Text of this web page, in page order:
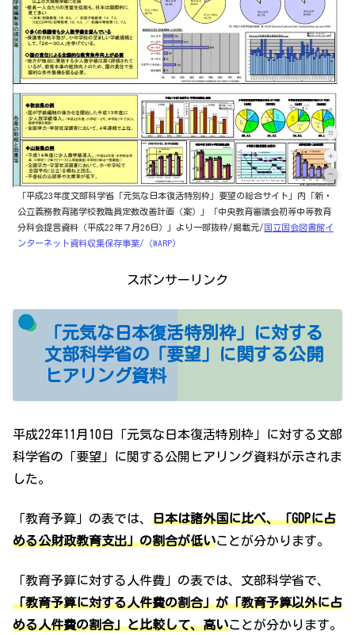
「平成23年度文部科学省「元気な日本復活特別枠」要望の総合サイト」内「新・
公立義務教育諸学校教職員定数改善計画（案）」「中央教育審議会初等中等教育
分科会提言資料（平成22年７月26日）」より一部抜粋/掲載元/国立国会図書館イ
ンターネット資料収集保存事業/（WARP)
スポンサーリンク
「元気な日本復活特別枠」に対する
文部科学省の「要望」に関する公開
ヒアリング資料
平成22年11月10日「元気な日本復活特別枠」に対する文部
科学省の「要望」に関する公開ヒアリング資料が示されま
した。
「教育予算」の表では、 日本は諸外国に比べ、「GDPに占
める公財政教育支出」の割合が低いことが分かります。
「教育予算に対する人件費」の表では、文部科学省で、
「教育予算に対する人件費の割合」が「教育予算以外に占
める人件費の割合」と比較して、高いことが分かります。